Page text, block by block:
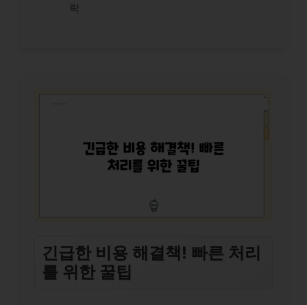
락
긴급한 비용 해결책! 빠른 처리
를 위한 꿀팁